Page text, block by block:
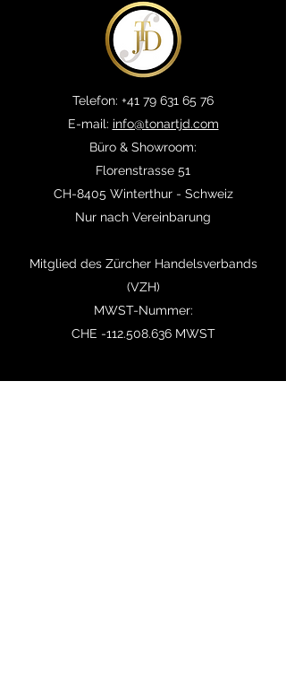
Telefon: +41 79 631 65 76
E-mail: info@tonartjd.com
Büro & Showroom:
Florenstrasse 51
CH-8405 Winterthur - Schweiz
Nur nach Vereinbarung
Mitglied des Zürcher Handelsverbands
(VZH)
MWST-Nummer:
CHE -112.508.636 MWST